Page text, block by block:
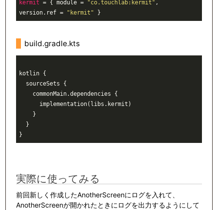
kermit = { module = "co.touchlab:kermit" ,
version.ref =
"kermit"
build.gradle.kts
kotlin {
sourceSets {
    commonMain.
dependencies {
実際に使ってみる
前回新しく作成したAnotherScreenにログを入れて、
AnotherScreenが開かれたときにログを出力するようにして